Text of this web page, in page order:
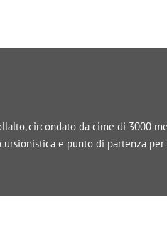
circondato da cime di 3000
e punto di partenza